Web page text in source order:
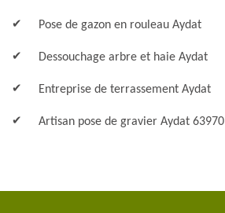
Pose de gazon en rouleau Aydat
Dessouchage arbre et haie Aydat
Entreprise de terrassement Aydat
Artisan pose de gravier Aydat 63970